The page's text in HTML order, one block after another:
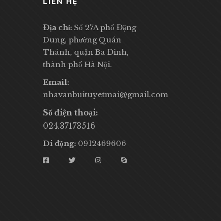
Địa chỉ: Số 27A phố Đặng
Dung, phường Quán
Thánh, quận Ba Đình,
thành phố Hà Nội.
Email:
nhavanbuituyetmai@gmail.com
Số điện thoại:
024.37173516
Di động: 0912469606